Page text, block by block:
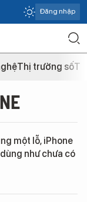
Đăng nhập
Thị trường số
một lỗ, iPhone
như chưa có